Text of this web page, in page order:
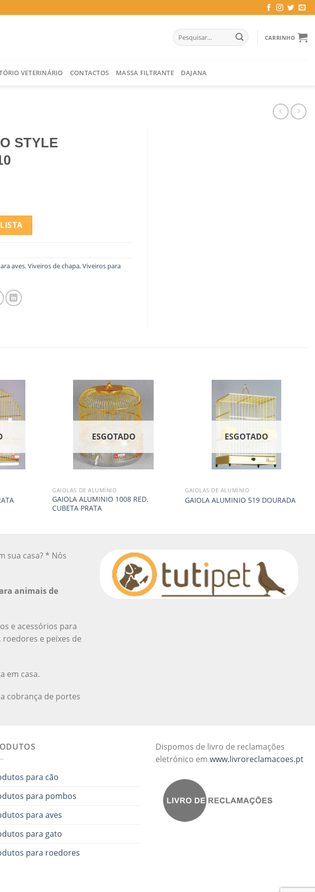
Pesquisar
por:
CARRINHO
VETERINÁRIO CONTACTOS MASSA FILTRANTE DAJANA
STYLE
aves,Viveiros de chapa,Viveiros para
ESGOTADO
GAIOLAS DE ALUMÍNIO
GAIOLA ALUMINIO 1008 RED.
CUBETA PRATA
ESGOTADO
GAIOLAS DE ALUMÍNIO
GAIOLA ALUMINIO 519 DOURADA
sua casa? * Nós
animais de
e acessórios para
e peixes de
em casa.
cobrança de portes
para cão
para pombos
para aves
para gato
para roedores
Dispomos de livro de reclamações
eletrónico em www.livroreclamacoes.pt